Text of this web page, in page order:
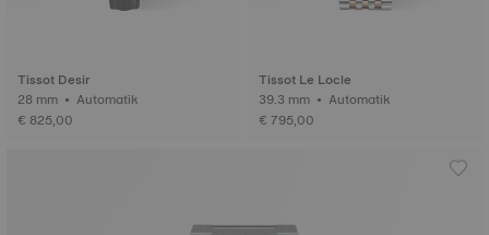
Tissot Desir
28 mm • Automatik
€ 825,00
Tissot Le Locle
39.3 mm • Automatik
€ 795,00